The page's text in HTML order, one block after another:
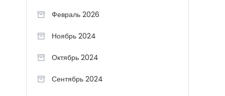
Февраль 2026
Ноябрь 2024
Октябрь 2024
Сентябрь 2024